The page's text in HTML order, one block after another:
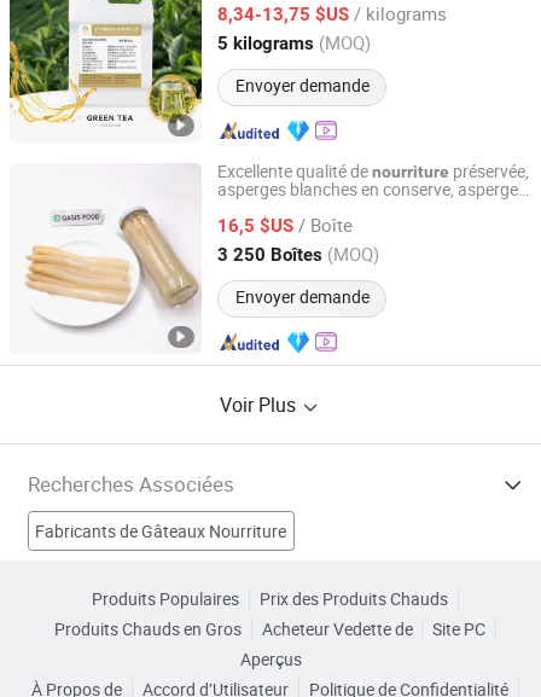
8,34-13,75 $US / kilograms
5 kilograms (MOQ)
Envoyer demande
Zhejiang, China Depuis 2025
Excellente qualité denourriture préservée,
asperges blanches en conserve, asperges
16,5 $US / Boîte
3 250 Boîtes (MOQ)
Envoyer demande
Xiamen Oasis Food Co., Ltd.
Fujian, China Depuis 2024
Voir Plus
Recherches Associées
Fabricants de Gâteaux Nourriture
Fabricants de Cuisine des aliments
Produits Populaires
Prix des Produits Chauds
Produits Chauds en Gros
Acheteur Vedette de
Site PC
Aperçus
À Propos de
Accord d’Utilisateur Politique de Confidentialité